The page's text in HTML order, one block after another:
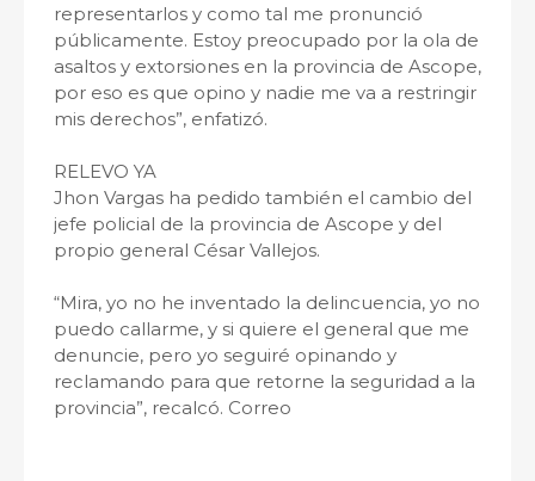
representarlos y como tal me pronunció
públicamente. Estoy preocupado por la ola de
asaltos y extorsiones en la provincia de Ascope,
por eso es que opino y nadie me va a restringir
mis derechos”, enfatizó.
RELEVO YA
Jhon Vargas ha pedido también el cambio del
jefe policial de la provincia de Ascope y del
propio general César Vallejos.
“Mira, yo no he inventado la delincuencia, yo no
puedo callarme, y si quiere el general que me
denuncie, pero yo seguiré opinando y
reclamando para que retorne la seguridad a la
provincia”, recalcó. Correo